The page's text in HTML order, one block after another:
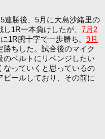
勝後、5月に大島沙緒里の
1R一本負けしたが、 7月2
1R腕十字で一歩勝ち。 9月
勝ちした。試合後のマイク
ベルトにリベンジしたい
なっていくと思っているの
ールしており、その前に